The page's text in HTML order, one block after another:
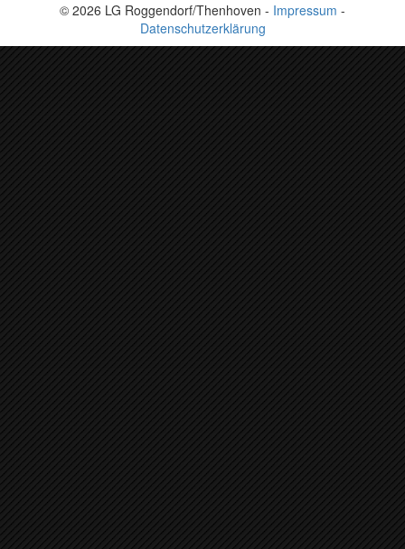
© 2026 LG Roggendorf/Thenhoven - Impressum -
Datenschutzerklärung